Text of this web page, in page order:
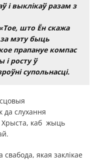
і выклікаў разам з
што Ён скажа
мэту быць
прапануе компас
і росту ў
супольнасці.
да слухання
Хрыста, каб жыць
свабода, якая заклікае